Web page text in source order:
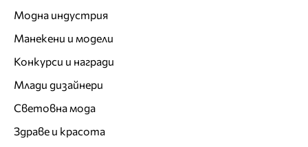
Модна индустрия
Манекени и модели
Конкурси и награди
Млади дизайнери
Световна мода
Здраве и красота